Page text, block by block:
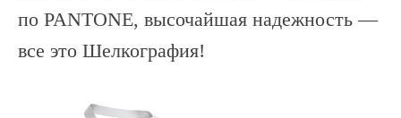
по PANTONE, высочайшая надежность —
все это Шелкография!